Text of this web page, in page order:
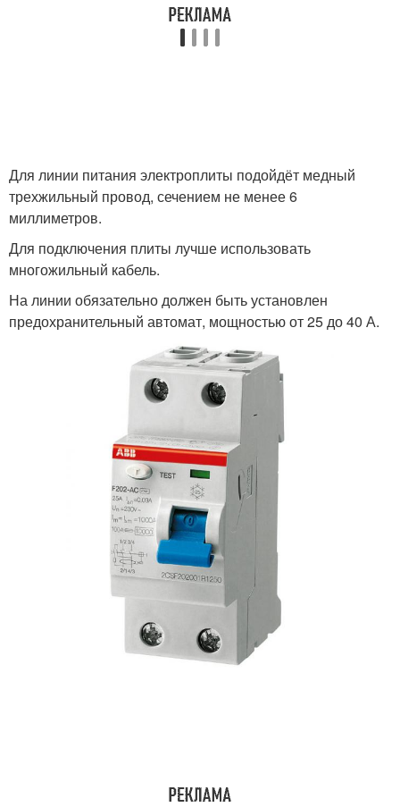
Для линии питания электроплиты подойдёт медный
трехжильный провод, сечением не менее 6
миллиметров.
Для подключения плиты лучше использовать
многожильный кабель.
На линии обязательно должен быть установлен
предохранительный автомат, мощностью от 25 до 40 А.